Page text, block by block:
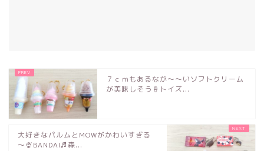
７ｃｍもあるなが～～いソフトクリーム
が美味しそう🍦トイズ...
大好きなパルムとMOWがかわいすぎる
～🍨BANDAI♬森...